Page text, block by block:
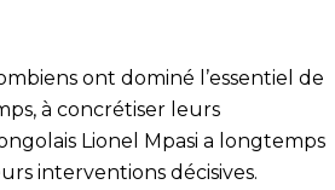
ont dominé l’essentiel de
à concrétiser leurs
Lionel Mpasi a longtemps
interventions décisives.